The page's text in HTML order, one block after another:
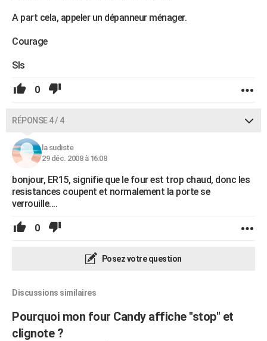
A part cela, appeler un dépanneur ménager.
Courage
Sls
0
RÉPONSE 4 / 4
la sudiste
29 déc. 2008 à 16:08
bonjour, ER15, signifie que le four est trop chaud, donc les
resistances coupent et normalement la porte se
verrouille....
0
Posez votre question
Discussions similaires
Pourquoi mon four Candy affiche "stop" et
clignote ?